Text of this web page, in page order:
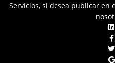
Servicios, si desea publicar en